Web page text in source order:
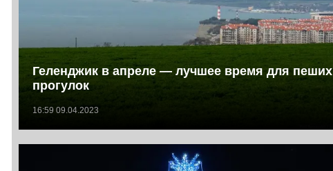
Геленджик в апреле — лучшее время для пеших
прогулок
16:59 09.04.2023